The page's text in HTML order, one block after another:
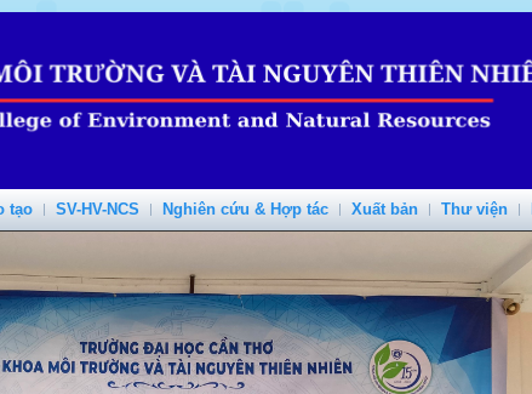
tạo SV-HV-NCS Nghiên cứu & Hợp tác Xuất bản Thư viện